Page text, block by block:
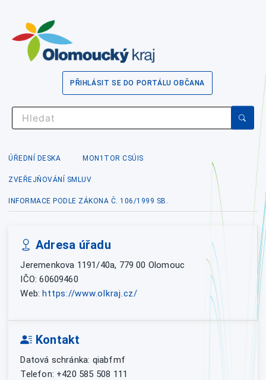
PŘIHLÁSIT SE DO PORTÁLU OBČANA
ÚŘEDNÍ DESKA MON1TOR CSÚIS
ZVEŘEJŇOVÁNÍ SMLUV
INFORMACE PODLE ZÁKONA Č. 106/1999 SB.
Adresa úřadu
Jeremenkova 1191/40a, 779 00 Olomouc
IČO: 60609460
Web: https://www.olkraj.cz/
Kontakt
Datová schránka: qiabfmf
Telefon: +420 585 508 111